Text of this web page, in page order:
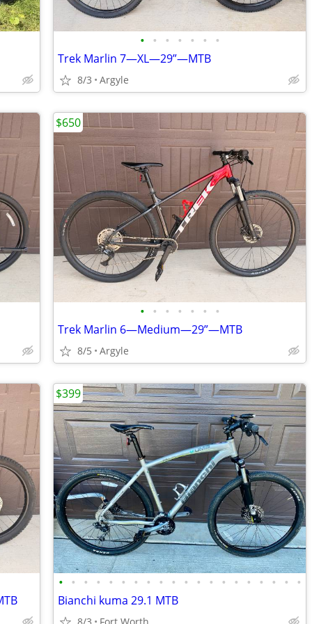
• • • • • • •
Trek Marlin 7—XL—29”—MTB
8/3 Argyle
• • • • • • •
Trek Marlin 6—Medium—29”—MTB
8/5 Argyle
$650
• • • • • • • • • • • • • • • • • • • •
Bianchi kuma 29.1 MTB
$399